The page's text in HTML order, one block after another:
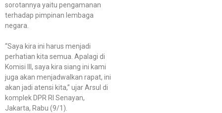
sorotannya yaitu pengamanan
terhadap pimpinan lembaga
negara.
“Saya kira ini harus menjadi
perhatian kita semua. Apalagi di
Komisi III, saya kira siang ini kami
juga akan menjadwalkan rapat, ini
akan jadi atensi kita,” ujar Arsul di
komplek DPR RI Senayan,
Jakarta, Rabu (9/1).